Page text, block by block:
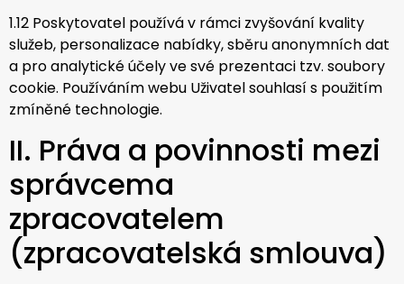
1.12 Poskytovatel používá v rámci zvyšování kvality
služeb, personalizace nabídky, sběru anonymních dat
a pro analytické účely ve své prezentaci tzv. soubory
cookie. Používáním webu Uživatel souhlasí s použitím
zmíněné technologie.
II. Práva a povinnosti mezi
správcema
zpracovatelem
(zpracovatelská smlouva)